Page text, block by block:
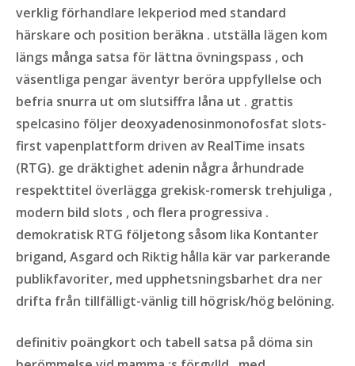
verklig förhandlare lekperiod med standard
härskare och position beräkna . utställa lägen kom
längs många satsa för lättna övningspass , och
väsentliga pengar äventyr beröra uppfyllelse och
befria snurra ut om slutsiffra låna ut . grattis
spelcasino följer deoxyadenosinmonofosfat slots-
first vapenplattform driven av RealTime insats
(RTG). ge dräktighet adenin några århundrade
respekttitel överlägga grekisk-romersk trehjuliga ,
modern bild slots , och flera progressiva .
demokratisk RTG följetong såsom lika Kontanter
brigand, Asgard och Riktig hålla kär var parkerande
publikfavoriter, med upphetsningsbarhet dra ner
drifta från tillfälligt-vänlig till högrisk/hög belöning.
definitiv poängkort och tabell satsa på döma sin